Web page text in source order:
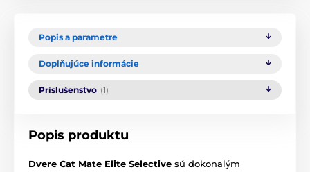
Popis a parametre
Doplňujúce informácie
Príslušenstvo (1)
Popis produktu
Dvere Cat Mate Elite Selective sú dokonalým